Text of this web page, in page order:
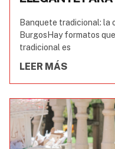
Banquete tradicional: la
BurgosHay formatos
tradicional es
LEER MÁS